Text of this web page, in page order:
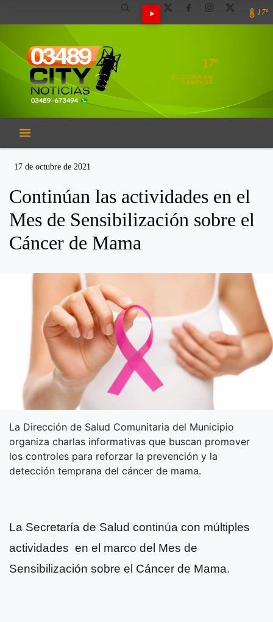
17º
17º
EL CLIMA EN
CAMPANA
17 de octubre de 2021
Continúan las actividades en el
Mes de Sensibilización sobre el
Cáncer de Mama
La Dirección de Salud Comunitaria del Municipio
organiza charlas informativas que buscan promover
los controles para reforzar la prevención y la
detección temprana del cáncer de mama.
La Secretaría de Salud continúa con múltiples
actividades en el marco del Mes de
Sensibilización sobre el Cáncer de Mama.